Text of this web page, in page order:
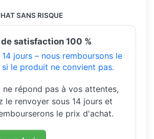
SANS RISQUE
satisfaction 100 %
jours – nous remboursons le
le produit ne convient pas.
répond pas à vos attentes,
le renvoyer sous 14 jours et
le prix d'achat.